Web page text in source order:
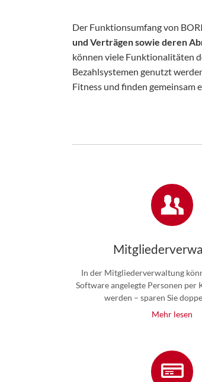
Der Funktionsumfang von
und Verträgen sowie deren
können viele Funktionalitäten
Bezahlsystemen genutzt
Fitness und finden gemeinsam
In der Mitgliederverwaltung
Software angelegte Personen per
werden – sparen Sie
Mehr lesen